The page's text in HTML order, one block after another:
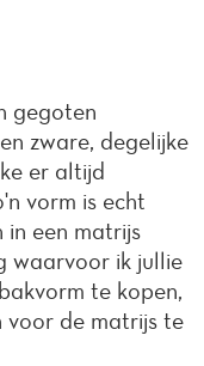
gegoten
zware, degelijke
er altijd
vorm is echt
een matrijs
waarvoor ik jullie
te kopen,
voor de matrijs te